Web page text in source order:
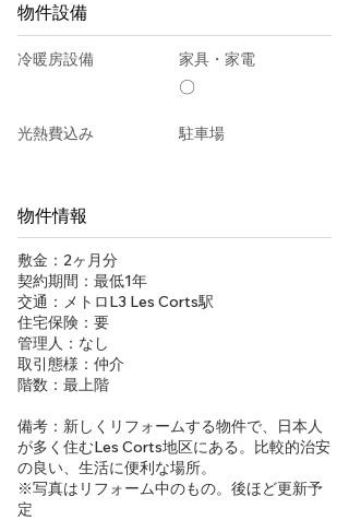
物件設備
冷暖房設備 家具・家電
〇
光熱費込み 駐車場
物件情報
敷金：2ヶ月分
契約期間：最低1年
交通：メトロL3 Les Corts駅
住宅保険：要
管理人：なし
取引態様：仲介
階数：最上階
備考：新しくリフォームする物件で、日本人
が多く住むLes Corts地区にある。比較的治安
の良い、生活に便利な場所。
※写真はリフォーム中のもの。後ほど更新予
定